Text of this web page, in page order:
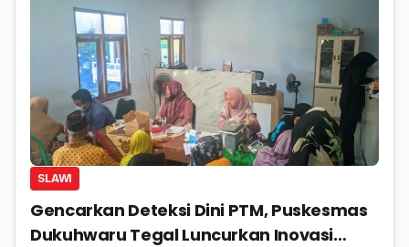
SLAWI
Gencarkan Deteksi Dini PTM, Puskesmas
Dukuhwaru Tegal Luncurkan Inovasi